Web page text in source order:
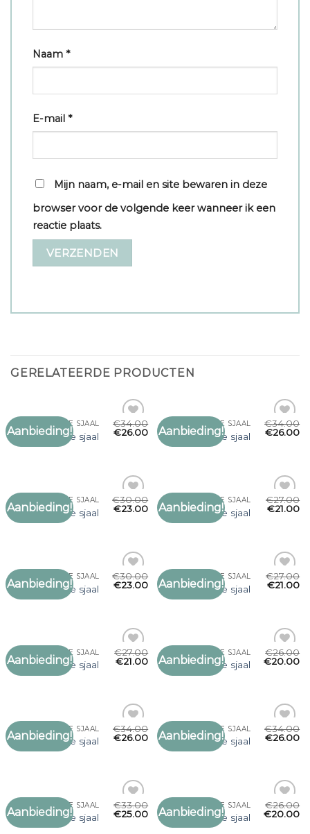
Naam *
E-mail *
Mijn naam, e-mail en site bewaren in deze
browser voor de volgende keer wanneer ik een
reactie plaats.
GERELATEERDE PRODUCTEN
Aanbieding!
Toevoegen
ZWARTE DUNNE SJAAL
zwarte dunne sjaal
€34.00
€26.00 Aanbieding!
Toevoegen
ZWARTE DUNNE SJAAL
zwarte dunne sjaal
€34.00
€26.00
Aanbieding!
Toevoegen
ZWARTE DUNNE SJAAL
zwarte dunne sjaal
€30.00
€23.00 Aanbieding!
Toevoegen
ZWARTE DUNNE SJAAL
zwarte dunne sjaal
€27.00
€21.00
Aanbieding!
Toevoegen
ZWARTE DUNNE SJAAL
zwarte dunne sjaal
€30.00
€23.00 Aanbieding!
Toevoegen
ZWARTE DUNNE SJAAL
zwarte dunne sjaal
€27.00
€21.00
Aanbieding!
Toevoegen
ZWARTE DUNNE SJAAL
zwarte dunne sjaal
€27.00
€21.00 Aanbieding!
Toevoegen
ZWARTE DUNNE SJAAL
zwarte dunne sjaal
€26.00
€20.00
Aanbieding!
Toevoegen
ZWARTE DUNNE SJAAL
zwarte dunne sjaal
€34.00
€26.00 Aanbieding!
Toevoegen
ZWARTE DUNNE SJAAL
zwarte dunne sjaal
€34.00
€26.00
Aanbieding!
Toevoegen
ZWARTE DUNNE SJAAL
zwarte dunne sjaal
€33.00
€25.00 Aanbieding!
Toevoegen
ZWARTE DUNNE SJAAL
zwarte dunne sjaal
€26.00
€20.00